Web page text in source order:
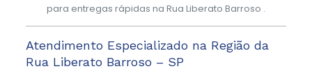
para entregas rápidas na Rua Liberato Barroso .
Atendimento Especializado na Região da
Rua Liberato Barroso – SP